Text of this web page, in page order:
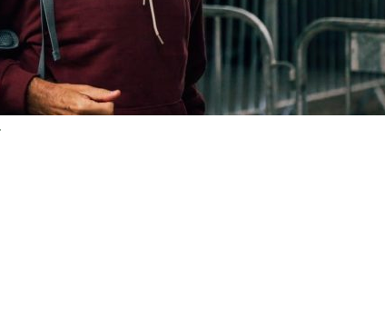
] Fortaleza X Palmeiras — Oitavas Copa do Brasil 2026: Palpites, Odds e
DE APOSTAS
]
Fluminense anuncia escalação para confronto decisivo contra o Vasco
2026